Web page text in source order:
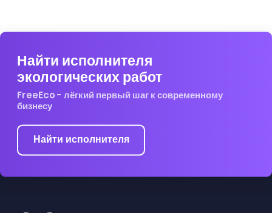
Найти исполнителя
экологических работ
FreeEco - лёгкий первый шаг к современному
бизнесу
Найти исполнителя